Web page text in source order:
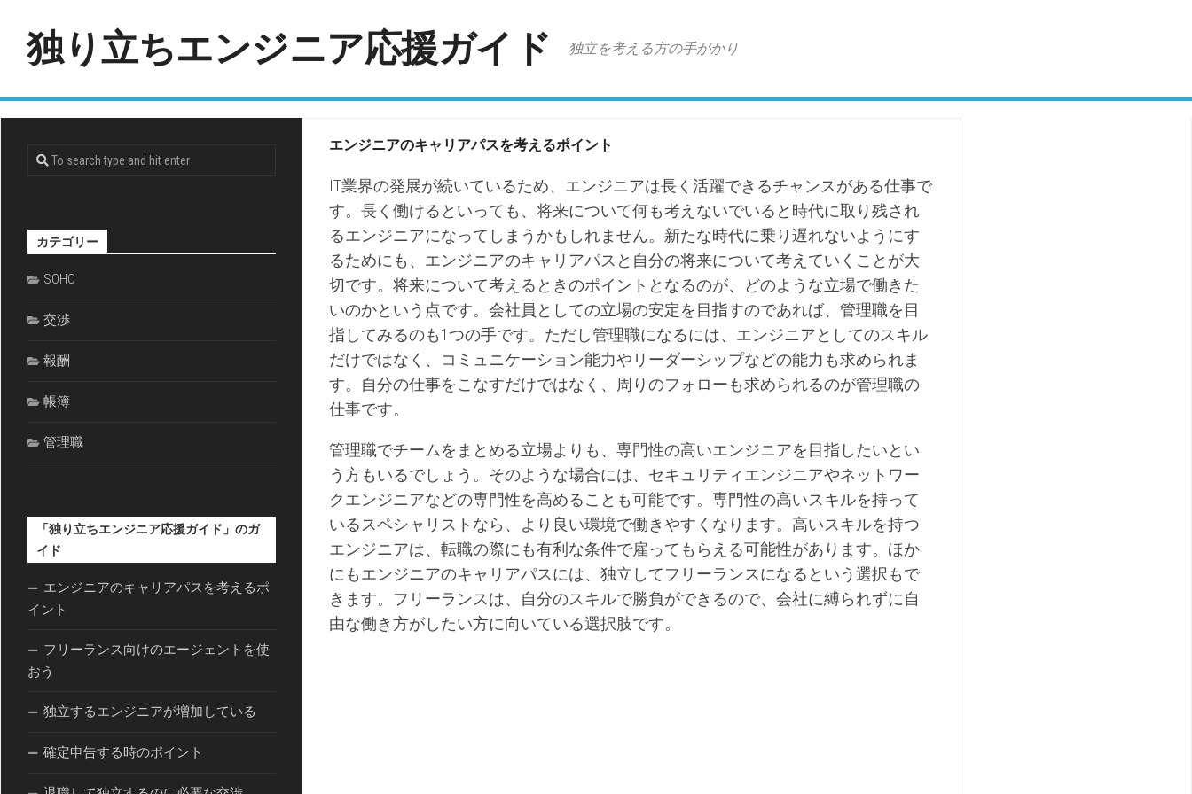
content独り立ちエンジニア応援ガイド 独立を考える方の手がかり
エンジニアのキャリアパスを考えるポイント
IT業界の発展が続いているため、エンジニアは長く活躍できるチャンスがある仕事で
す。長く働けるといっても、将来について何も考えないでいると時代に取り残され
るエンジニアになってしまうかもしれません。新たな時代に乗り遅れないようにす
るためにも、エンジニアのキャリアパスと自分の将来について考えていくことが大
切です。将来について考えるときのポイントとなるのが、どのような立場で働きた
いのかという点です。会社員としての立場の安定を目指すのであれば、管理職を目
指してみるのも1つの手です。ただし管理職になるには、エンジニアとしてのスキル
だけではなく、コミュニケーション能力やリーダーシップなどの能力も求められま
す。自分の仕事をこなすだけではなく、周りのフォローも求められるのが管理職の
仕事です。
管理職でチームをまとめる立場よりも、専門性の高いエンジニアを目指したいとい
う方もいるでしょう。そのような場合には、セキュリティエンジニアやネットワー
クエンジニアなどの専門性を高めることも可能です。専門性の高いスキルを持って
いるスペシャリストなら、より良い環境で働きやすくなります。高いスキルを持つ
エンジニアは、転職の際にも有利な条件で雇ってもらえる可能性があります。ほか
にもエンジニアのキャリアパスには、独立してフリーランスになるという選択もで
きます。フリーランスは、自分のスキルで勝負ができるので、会社に縛られずに自
由な働き方がしたい方に向いている選択肢です。
カテゴリー
SOHO
交渉
報酬
帳簿
管理職
「独り立ちエンジニア応援ガイド」のガ
イド
エンジニアのキャリアパスを考えるポ
イント
フリーランス向けのエージェントを使
おう
独立するエンジニアが増加している
確定申告する時のポイント